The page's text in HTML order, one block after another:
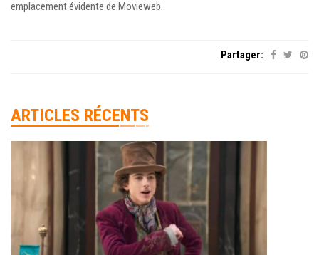
emplacement évidente de Movieweb.
Partager:
ARTICLES RÉCENTS